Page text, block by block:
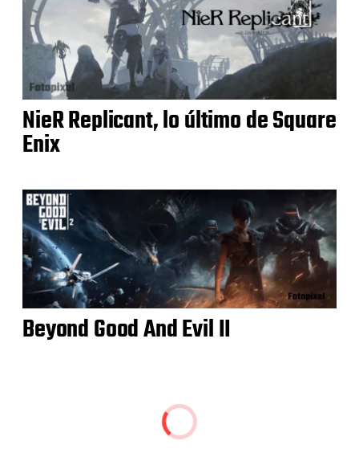
NieR Replicant, lo último de Square
Enix
Beyond Good And Evil II